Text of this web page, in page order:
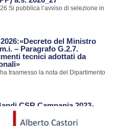
Si pubblica l’avviso di selezione in
del Ministro
– Paragrafo G.2.7.
tecnici adottati da
trasmesso la nota del Dipartimento
CSR Campania 2023-
Portale SIAN ha trasmesso una